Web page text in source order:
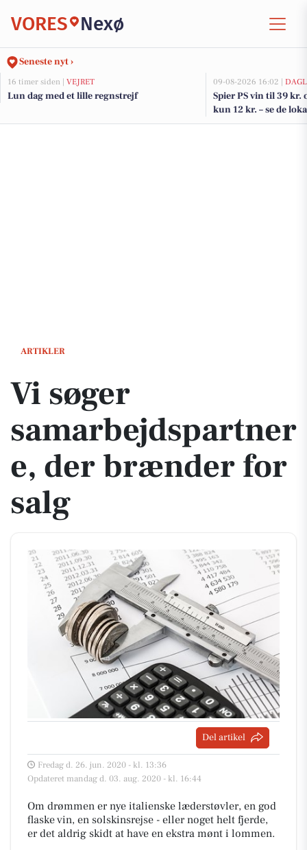
VORES Nexø
Seneste nyt ›
16 timer siden | VEJRET
Lun dag med et lille regnstrejf
09-08-2026 16:02 |
Spier PS vin til 39
kun 12 kr. – se de
DagliBrugsen
ARTIKLER
Vi søger samarbejdspartnere, der brænder for salg
Vi søger
samarbejdspartner
e, der brænder for
salg
Del artikel
Fredag d. 26. jun. 2020 - kl. 13:36
Opdateret mandag d. 03. aug. 2020 - kl. 16:44
Om drømmen er nye italienske læderstøvler, en god
flaske vin, en solskinsrejse - eller noget helt fjerde,
er det aldrig skidt at have en ekstra mønt i lommen.